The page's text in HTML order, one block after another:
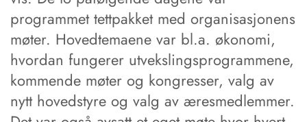
programmet tettpakket med organisasjonens
møter. Hovedtemaene var bl.a. økonomi,
hvordan fungerer utvekslingsprogrammene,
kommende møter og kongresser, valg av
nytt hovedstyre og valg av æresmedlemmer.